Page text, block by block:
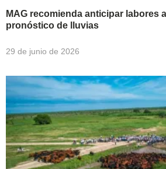
MAG recomienda anticipar labores
pronóstico de lluvias
29 de junio de 2026